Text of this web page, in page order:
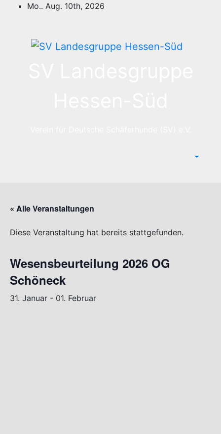
Mo.. Aug. 10th, 2026
« Alle Veranstaltungen
Diese Veranstaltung hat bereits stattgefunden.
Wesensbeurteilung 2026 OG
Schöneck
31. Januar - 01. Februar